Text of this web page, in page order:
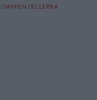
DAMIEN DELLERBA